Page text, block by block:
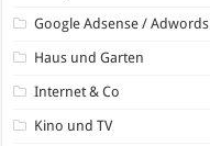
Google Adsense / Adwords
Haus und Garten
Internet & Co
Kino und TV